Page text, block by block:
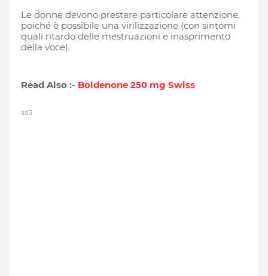
Le donne devono prestare particolare attenzione,
poiché è possibile una virilizzazione (con sintomi
quali ritardo delle mestruazioni e inasprimento
della voce).
Read Also :- Boldenone 250 mg Swiss
ad3